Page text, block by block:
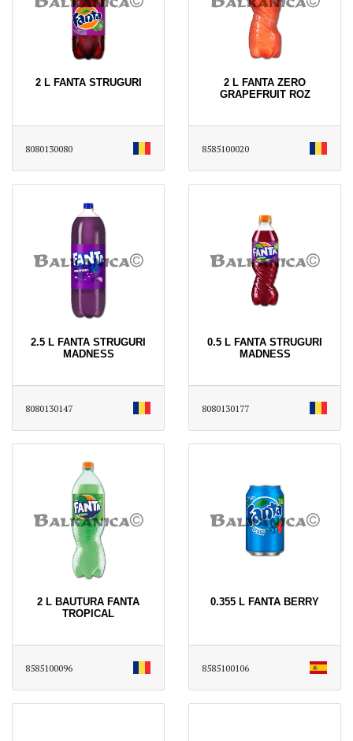
2 L FANTA STRUGURI
8080130080
2 L FANTA ZERO
GRAPEFRUIT ROZ
8585100020
2.5 L FANTA STRUGURI
MADNESS
8080130147
0.5 L FANTA STRUGURI
MADNESS
8080130177
2 L BAUTURA FANTA
TROPICAL
8585100096
0.355 L FANTA BERRY
8585100106